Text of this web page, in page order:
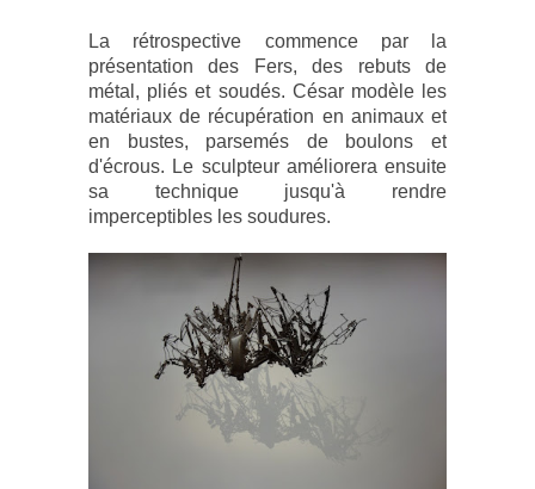
La rétrospective commence par la
présentation des Fers, des rebuts de
métal, pliés et soudés. César modèle les
matériaux de récupération en animaux et
en bustes, parsemés de boulons et
d'écrous. Le sculpteur améliorera ensuite
sa technique jusqu'à rendre
imperceptibles les soudures.